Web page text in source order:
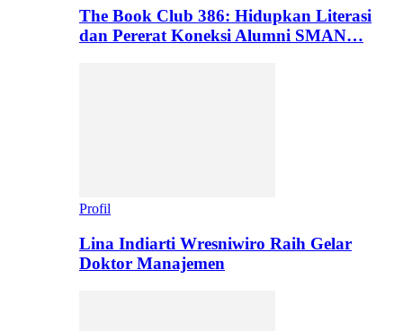
The Book Club 386: Hidupkan Literasi
dan Pererat Koneksi Alumni SMAN…
Profil
Lina Indiarti Wresniwiro Raih Gelar
Doktor Manajemen